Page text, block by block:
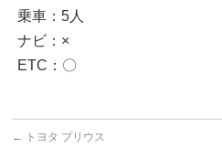
乗車：5人
ナビ：×
ETC：〇
← トヨタ プリウス